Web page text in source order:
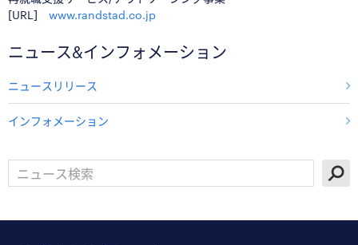
[URL] www.randstad.co.jp
ニュース&インフォメーション
ニュースリリース
インフォメーション